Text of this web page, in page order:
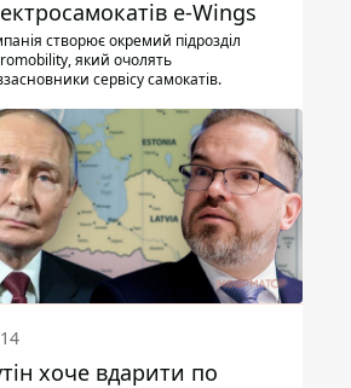
e-Wings
створює окремий підрозділ
який очолять
сервісу самокатів.
хоче вдарити по